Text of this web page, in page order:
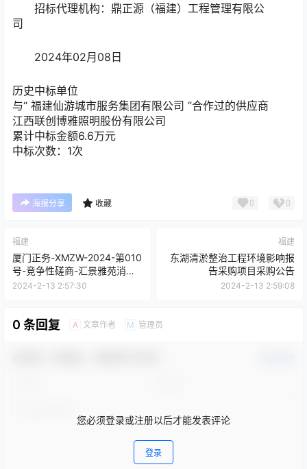
招标代理机构：鼎正源（福建）工程管理有限公
司
2024年02月08日
历史中标单位
与“ 福建仙游城市服务集团有限公司 ”合作过的供应商
江西联创博雅照明股份有限公司
累计中标金额6.6万元
中标次数：1次
海报分享 收藏 0 0
福建
厦门正务-XMZW-2024-第010
号-竞争性磋商-汇景雅苑消防
改造工程-招标公告
2024-2-13 2:57:30
福建
东湖清淤整治工程环境影响报
告采购项目采购公告
2024-2-13 2:59:08
0 条回复 A 文章作者 M 管理员
您必须登录或注册以后才能发表评论
登录